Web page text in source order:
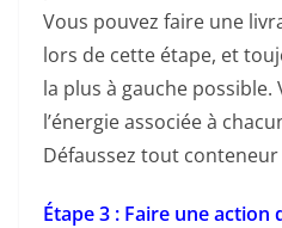
Vous pouvez faire une
lors de cette étape, et
la plus à gauche possible.
l’énergie associée à
Défaussez tout
Étape 3 : Faire une action